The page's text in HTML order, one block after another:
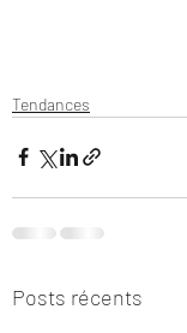
Tendances
Posts récents